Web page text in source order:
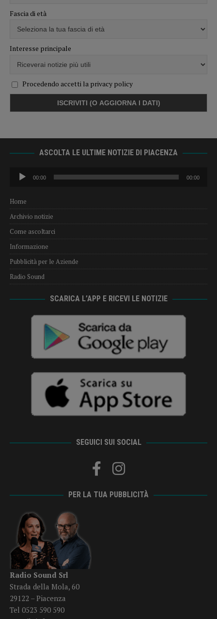
Fascia di età
Interesse principale
Procedendo accetti la privacy policy
ASCOLTA LE ULTIME NOTIZIE DI PIACENZA
Audio
Player
00:00 00:00
Home
Archivio notizie
Come ascoltarci
Informazione
Pubblicità per le Aziende
Radio Sound
SCARICA L’APP E RICEVI LE NOTIZIE
SEGUICI SUI SOCIAL
PER LA TUA PUBBLICITÀ
Radio Sound Srl
Strada della Mola, 60
29122 – Piacenza
Tel 0523 590 590